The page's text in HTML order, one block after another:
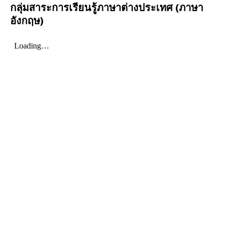
กลุ่มสาระการเรียนรู้ภาษาต่างประเทศ (ภาษา
อังกฤษ)